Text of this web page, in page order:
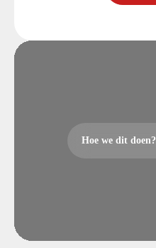
Hoe we dit doen?